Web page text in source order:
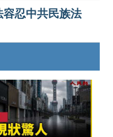
容忍中共民族法